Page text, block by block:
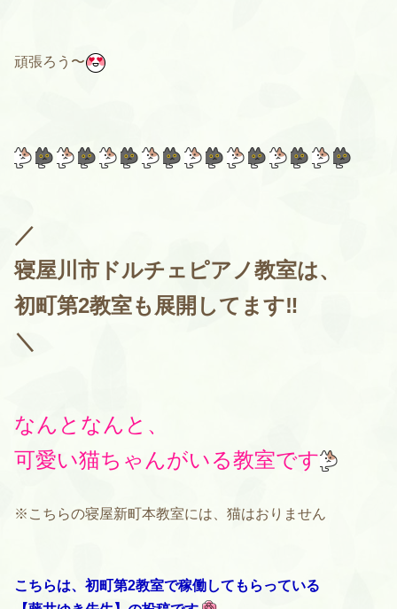
頑張ろう〜
／
寝屋川市ドルチェピアノ教室は、
初町第2教室も展開してます‼️
＼
なんとなんと、
可愛い猫ちゃんがいる教室です
※こちらの寝屋新町本教室には、猫はおりません
こちらは、初町第2教室で稼働してもらっている